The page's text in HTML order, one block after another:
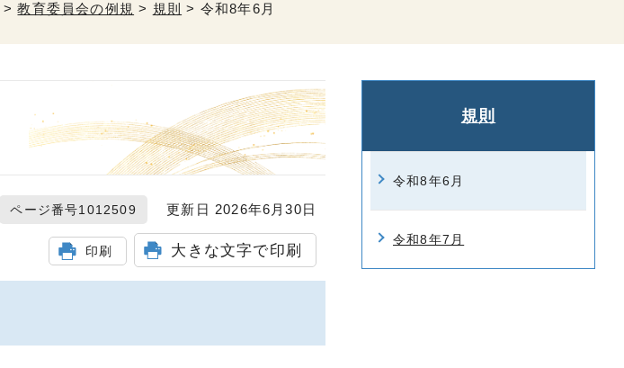
>教育委員会の例規 > 規則 > 令和8年6月
ページ番号1012509 更新日 2026年6月30日
印刷 大きな文字で印刷
規則
令和8年6月
令和8年7月